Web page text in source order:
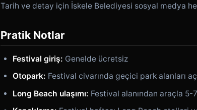
Tarih ve detay için İskele Belediyesi sosyal medya
Pratik Notlar
Festival giriş: Genelde ücretsiz
Otopark: Festival civarında geçici park alanları
Long Beach ulaşımı: Festival alanından araçla 5-